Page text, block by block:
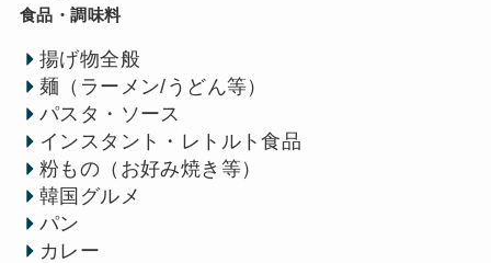
食品・調味料
揚げ物全般
麺（ラーメン/うどん等）
パスタ・ソース
インスタント・レトルト食品
粉もの（お好み焼き等）
韓国グルメ
パン
カレー